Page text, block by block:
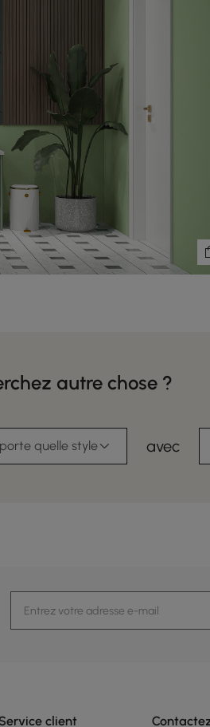
autre chose ?
quelle style avec
Service client